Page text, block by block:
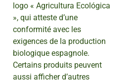
logo « Agricultura Ecológica
», qui atteste d’une
conformité avec les
exigences de la production
biologique espagnole.
Certains produits peuvent
aussi afficher d’autres